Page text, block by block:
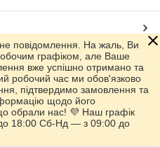
Prom.ua
повідомлення. На жаль, Ви
графіком, але Ваше
вже успішно отримано та
робочий час ми обов'язково
підтвердимо замовлення та
щодо його
обрали нас! 💜 Наш графік
18:00 Сб-Нд — з 09:00 до